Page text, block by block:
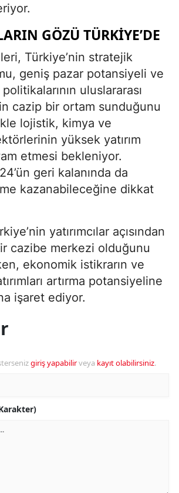
GÖZÜ TÜRKIYE’DE
Türkiye’nin stratejik
geniş pazar potansiyeli ve
uluslararası
cazip bir ortam sunduğunu
lojistik, kimya ve
yüksek yatırım
etmesi bekleniyor.
geri kalanında da
kazanabileceğine dikkat
yatırımcılar açısından
cazibe merkezi olduğunu
ekonomik istikrarın ve
artırma potansiyeline
işaret ediyor.
giriş yapabilirveya kayıt olabilirsiniz.